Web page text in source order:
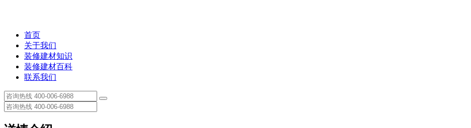
首页
关于我们
装修建材知识
装修建材百科
联系我们